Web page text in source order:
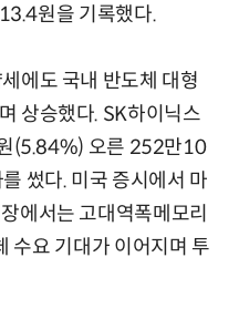
원을 기록했다.
에도 국내 반도체 대형
상승했다. SK하이닉스
(5.84%) 오른 252만10
썼다. 미국 증시에서 마
에서는 고대역폭메모리
수요 기대가 이어지며 투